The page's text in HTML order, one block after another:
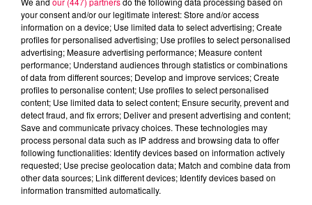
Flash infos
Crédit :Flash infos
podcasts/2022/04/2022-04-13-18-58-
your consent and/or our legitimate interest: Store and/or access
information on a device; Use limited data to select advertising; Create
profiles for personalised advertising; Use profiles to select personalised
advertising; Measure advertising performance; Measure content
performance; Understand audiences through statistics or combinations
of data from different sources; Develop and improve services; Create
profiles to personalise content; Use profiles to select personalised
content; Use limited data to select content; Ensure security, prevent and
detect fraud, and fix errors; Deliver and present advertising and content;
Save and communicate privacy choices. These technologies may
process personal data such as IP address and browsing data to offer
following functionalities: Identify devices based on information actively
requested; Use precise geolocation data; Match and combine data from
other data sources; Link different devices; Identify devices based on
information transmitted automatically.